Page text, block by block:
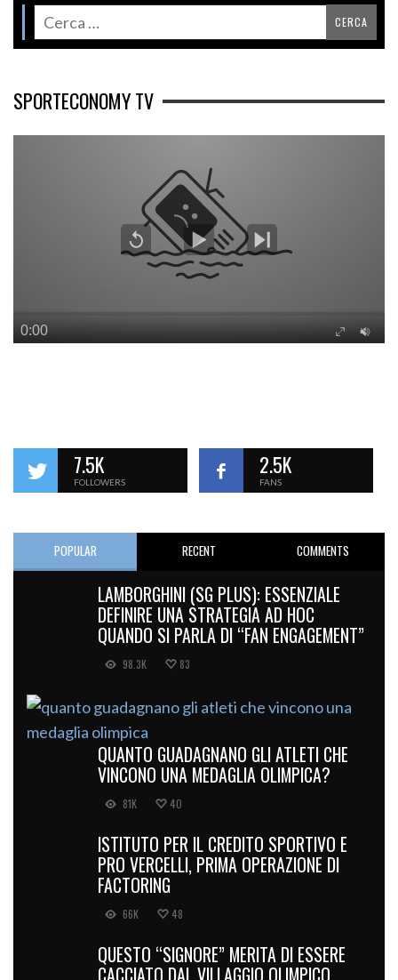
SPORTECONOMY TV
7.5K
FOLLOWERS
2.5K
FANS
POPULAR RECENT COMMENTS
LAMBORGHINI (SG PLUS): ESSENZIALE
DEFINIRE UNA STRATEGIA AD HOC
QUANDO SI PARLA DI “FAN ENGAGEMENT”
98.3K 83
QUANTO GUADAGNANO GLI ATLETI CHE
VINCONO UNA MEDAGLIA OLIMPICA?
81K 40
ISTITUTO PER IL CREDITO SPORTIVO E
PRO VERCELLI, PRIMA OPERAZIONE DI
FACTORING
66K 48
QUESTO “SIGNORE” MERITA DI ESSERE